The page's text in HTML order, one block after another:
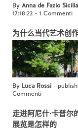
By Anna de Fazio
17:18:23 - 1 Commenti
为什么当代艺术创
By Luca Rossi -
Commenti
走进阿尼什·卡普尔
展览是怎样的